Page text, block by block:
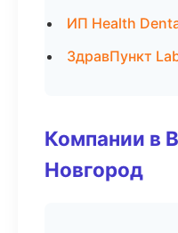
ИП Health
ЗдравПункт
Компании в
Новгород